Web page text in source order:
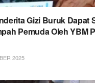
Gizi Buruk Dapat
Pemuda Oleh YBM
2025